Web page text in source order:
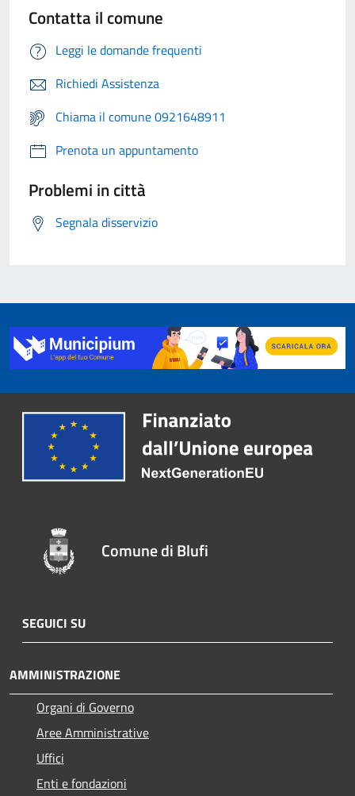
Contatta il comune
Leggi le domande frequenti
Richiedi Assistenza
Chiama il comune 0921648911
Prenota un appuntamento
Problemi in città
Segnala disservizio
Comune di Blufi
SEGUICI SU
AMMINISTRAZIONE
Organi di Governo
Aree Amministrative
Uffici
Enti e fondazioni